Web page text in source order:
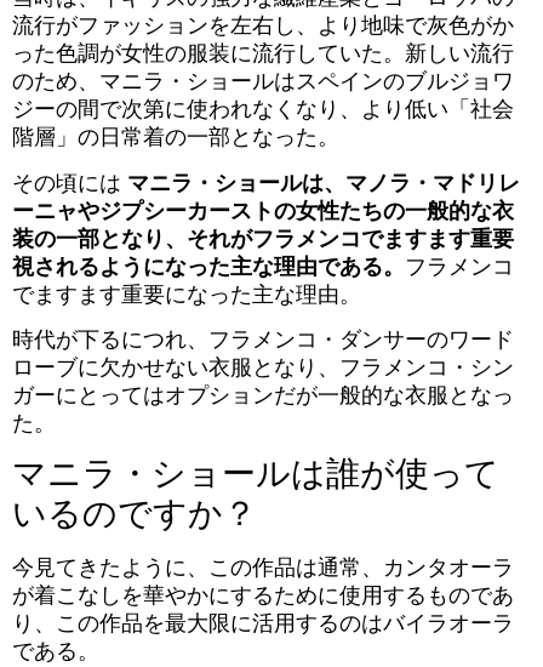
流行がファッションを左右し、より地味で灰色がか
った色調が女性の服装に流行していた。新しい流行
のため、マニラ・ショールはスペインのブルジョワ
ジーの間で次第に使われなくなり、より低い「社会
階層」の日常着の一部となった。
その頃には マニラ・ショールは、マノラ・マドリレ
ーニャやジプシーカーストの女性たちの一般的な衣
装の一部となり、それがフラメンコでますます重要
視されるようになった主な理由である。 フラメンコ
でますます重要になった主な理由。
時代が下るにつれ、フラメンコ・ダンサーのワード
ローブに欠かせない衣服となり、フラメンコ・シン
ガーにとってはオプションだが一般的な衣服となっ
た。
マニラ・ショールは誰が使って
いるのですか？
今見てきたように、この作品は通常、カンタオーラ
が着こなしを華やかにするために使用するものであ
り、この作品を最大限に活用するのはバイラオーラ
である。